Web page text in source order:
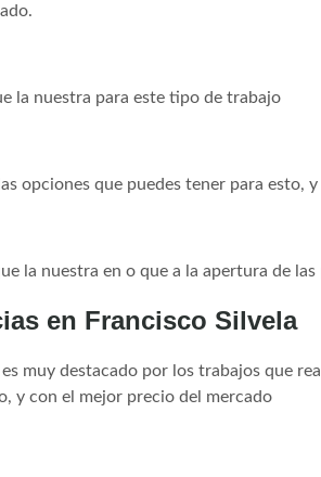
la nuestra para este tipo de trabajo
opciones que puedes tener para esto,
la nuestra en o que a la apertura de
en Francisco Silvela
muy destacado por los trabajos que
y con el mejor precio del mercado